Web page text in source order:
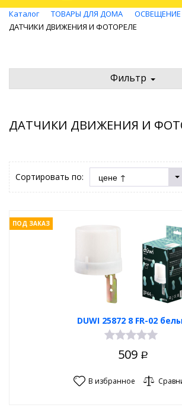
Каталог ТОВАРЫ ДЛЯ ДОМА
ОСВЕЩЕНИЕ
ДАТЧИКИ ДВИЖЕНИЯ И ФОТОРЕЛЕ
Фильтр
ДАТЧИКИ ДВИЖЕНИЯ И
Сортировать по:
DUWI 25872 8 FR-02
ПОД ЗАКАЗ
509 Р
В избранное